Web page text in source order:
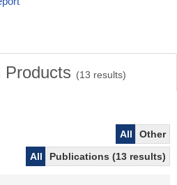
Products (13 results)
All
Other
All
Publications (13 results)